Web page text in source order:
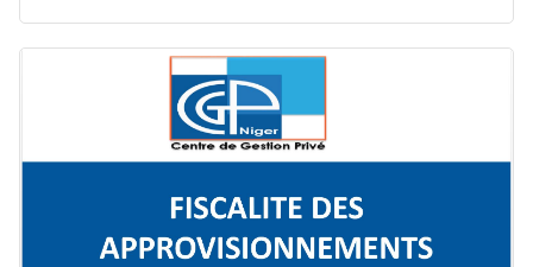
Image du cours FISCALITE DES APPROVISIONNEMENTS